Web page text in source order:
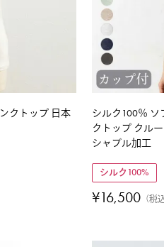
クトップ 日本
シルク100％ ソ
クトップ クル
シャブル加工
シルク100%
¥16,500 税